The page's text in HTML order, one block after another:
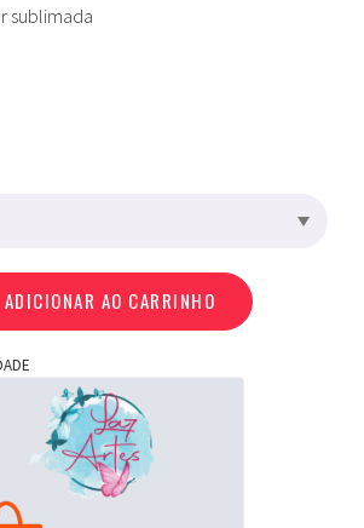
sublimada
ADICIONAR AO CARRINHO